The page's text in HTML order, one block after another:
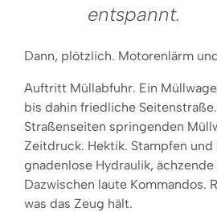
entspannt.
Dann, plötzlich. Motorenlärm
Auftritt Müllabfuhr. Ein
bis dahin friedliche
Straßenseiten springenden
Zeitdruck. Hektik. Stampfen und
gnadenlose Hydraulik, ächzende
Dazwischen laute Kommandos.
was das Zeug hält.